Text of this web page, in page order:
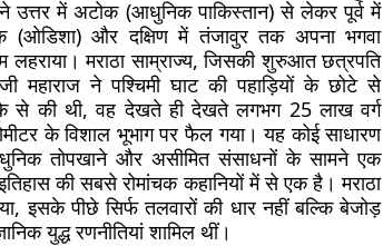
उत्तर में अटोक (आधुनिक पाकिस्तान) से लेकर पूर्व में
(ओडिशा) और दक्षिण में तंजावुर तक अपना भगवा
लहराया। मराठा साम्राज्य, जिसकी शुरुआत छत्रपति
महाराज ने पश्चिमी घाट की पहाड़ियों के छोटे से
से की थी, वह देखते ही देखते लगभग 25 लाख वर्ग
के विशाल भूभाग पर फैल गया। यह कोई साधारण
तोपखाने और असीमित संसाधनों के सामने एक
इतिहास की सबसे रोमांचक कहानियों में से एक है। मराठा
पीछे सिर्फ तलवारों की धार नहीं बल्कि बेजोड़
युद्ध रणनीतियां शामिल थीं।